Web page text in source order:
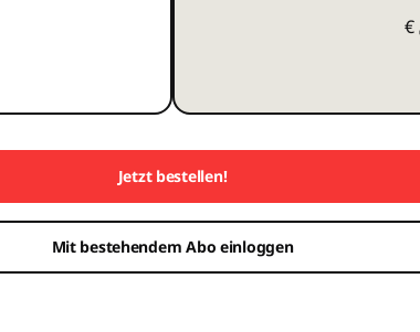
€
Jetzt bestellen!
Mit bestehendem Abo einloggen